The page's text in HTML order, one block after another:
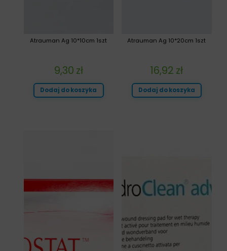
Atrauman Ag 10*20cm 1szt
16,92 zł
Dodaj do koszyka
Atrauman Ag 10*10cm 1szt
9,30 zł
Dodaj do koszyka